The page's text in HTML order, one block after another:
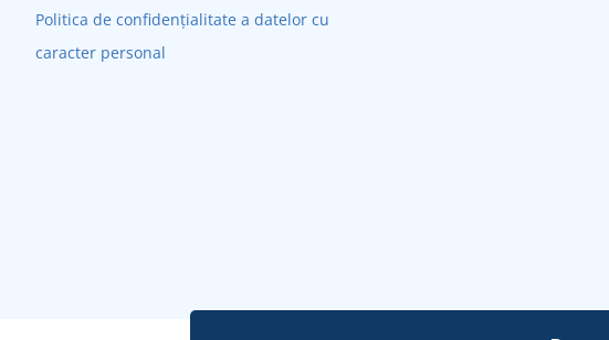
Politica de confidențialitate a datelor cu
caracter personal